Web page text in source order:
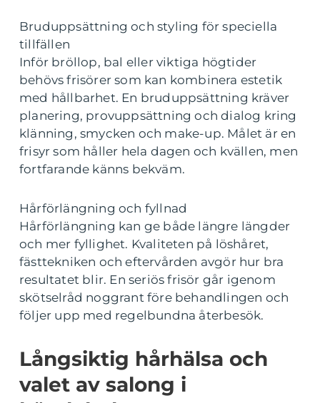
Bruduppsättning och styling för speciella
tillfällen
Inför bröllop, bal eller viktiga högtider
behövs frisörer som kan kombinera estetik
med hållbarhet. En bruduppsättning kräver
planering, provuppsättning och dialog kring
klänning, smycken och make-up. Målet är en
frisyr som håller hela dagen och kvällen, men
fortfarande känns bekväm.
Hårförlängning och fyllnad
Hårförlängning kan ge både längre längder
och mer fyllighet. Kvaliteten på löshåret,
fästtekniken och eftervården avgör hur bra
resultatet blir. En seriös frisör går igenom
skötselråd noggrant före behandlingen och
följer upp med regelbundna återbesök.
Långsiktig hårhälsa och
valet av salong i